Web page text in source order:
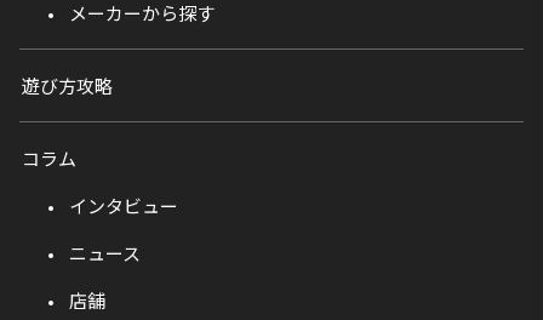
メーカーから探す
遊び方攻略
コラム
インタビュー
ニュース
店舗